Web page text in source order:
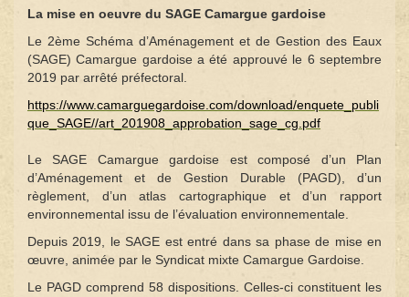
La mise en oeuvre du SAGE Camargue gardoise
Le 2ème Schéma d’Aménagement et de Gestion des Eaux
(SAGE) Camargue gardoise a été approuvé le 6 septembre
2019 par arrêté préfectoral.
https://www.camarguegardoise.com/download/enquete_publi
que_SAGE//art_201908_approbation_sage_cg.pdf
Le SAGE Camargue gardoise est composé d’un Plan
d’Aménagement et de Gestion Durable (PAGD), d’un
règlement, d’un atlas cartographique et d’un rapport
environnemental issu de l’évaluation environnementale.
Depuis 2019, le SAGE est entré dans sa phase de mise en
œuvre, animée par le Syndicat mixte Camargue Gardoise.
Le PAGD comprend 58 dispositions. Celles-ci constituent les